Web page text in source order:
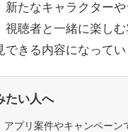
新たなキャラクター
聴者と一緒に楽し
きる内容になってい
たい人へ
プリ案件やキャンペーン